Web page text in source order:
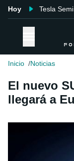
Hoy Tesla Semi
Inicio Noticias
El nuevo
llegará a